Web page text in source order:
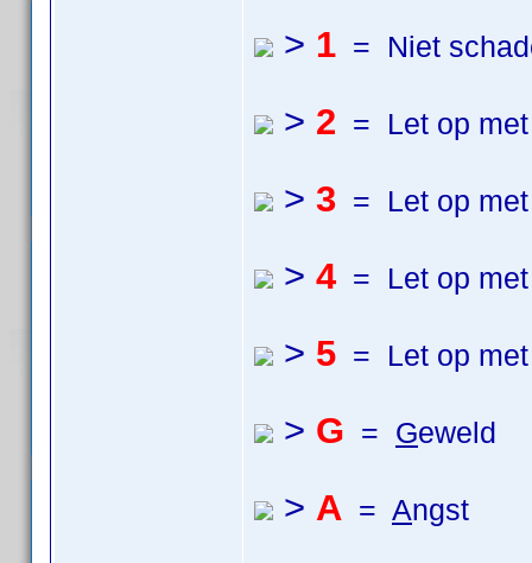
> 1 = Niet
> 2 = Let op
> 3 = Let op
> 4 = Let op
> 5 = Let op
> G = Geweld
> A = Angst